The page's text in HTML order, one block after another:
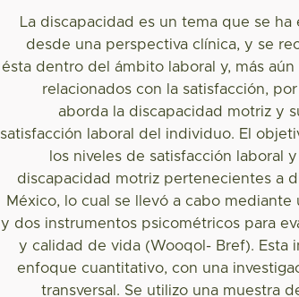
La discapacidad es un tema que se
desde una perspectiva clínica, y se
ésta dentro del ámbito laboral y, más
relacionados con la satisfacción,
aborda la discapacidad motriz y
satisfacción laboral del individuo. El
los niveles de satisfacción laboral
discapacidad motriz pertenecientes a
México, lo cual se llevó a cabo
y dos instrumentos psicométricos para
y calidad de vida (Wooqol- Bref). Esta
enfoque cuantitativo, con una
transversal. Se utilizo una muestra